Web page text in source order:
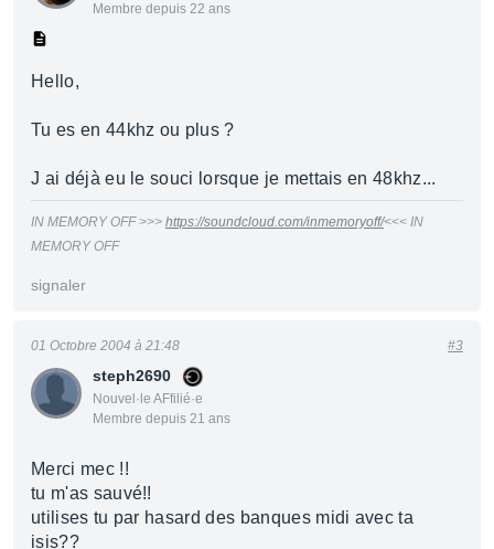
Membre depuis 22 ans
Hello,
Tu es en 44khz ou plus ?
J ai déjà eu le souci lorsque je mettais en 48khz...
IN MEMORY OFF >>> https://soundcloud.com/inmemoryoff/<<< IN
MEMORY OFF
signaler
steph2690
Nouvel·le AFfilié·e
Membre depuis 21 ans
01 Octobre 2004 à 21:48 #3
Merci mec !!
tu m'as sauvé!!
utilises tu par hasard des banques midi avec ta
isis??